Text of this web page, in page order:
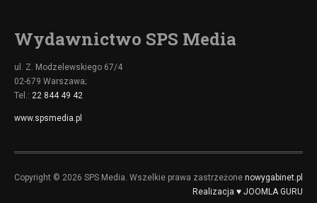
Wydawnictwo SPS Media
ul. Z. Modzelewskiego 67/4
02-679 Warszawa;
Tel.: 22 844 49 42
www.spsmedia.pl
Copyright © 2026 SPS Media. Wszelkie prawa zastrzeżone nowygabinet.pl
Realizacja ♥ JOOMLA GURU